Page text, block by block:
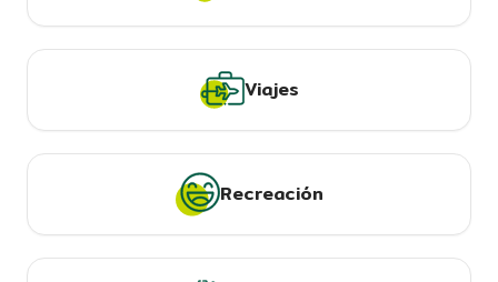
Viajes
Recreación